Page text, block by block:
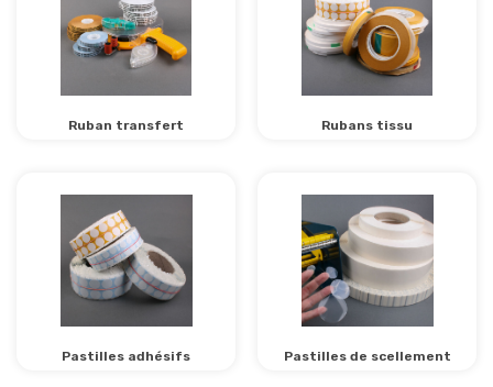
Ruban transfert Rubans tissu
Pastilles adhésifs Pastilles de scellement